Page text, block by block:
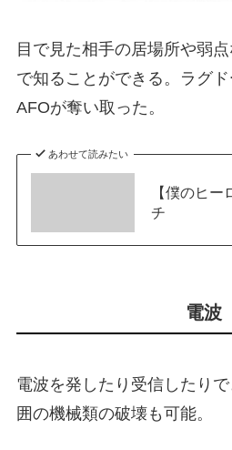
目で見た相手の居場所や弱
で知ることができる。ラグド
AFOが奪い取った。
あわせて読みたい
【僕のヒ
チ
電波
電波を発したり受信したり
囲の機械類の破壊も可能。